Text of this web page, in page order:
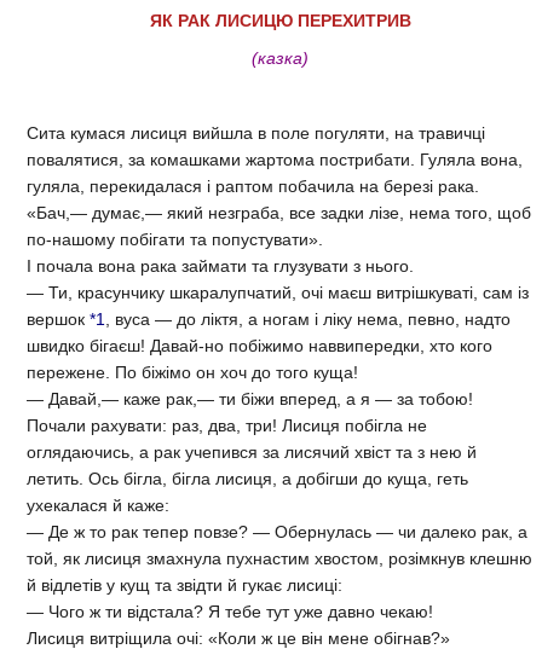
ЯК РАК ЛИСИЦЮ ПЕРЕХИТРИВ
(казка)
Сита кумася лисиця вийшла в поле погуляти, на травичці
повалятися, за комашками жартома пострибати. Гуляла вона,
гуляла, перекидалася і раптом побачила на березі рака.
«Бач,— думає,— який незграба, все задки лізе, нема того, щоб
по-нашому побігати та попустувати».
І почала вона рака займати та глузувати з нього.
— Ти, красунчику шкаралупчатий, очі маєш витрішкуваті, сам із
вершок *1
, вуса — до ліктя, а ногам і ліку нема, певно, надто
швидко бігаєш! Давай-но побіжимо наввипередки, хто кого
пережене. По біжімо он хоч до того куща!
— Давай,— каже рак,— ти біжи вперед, а я — за тобою!
Почали рахувати: раз, два, три! Лисиця побігла не
оглядаючись, а рак учепився за лисячий хвіст та з нею й
летить. Ось бігла, бігла лисиця, а добігши до куща, геть
ухекалася й каже:
— Де ж то рак тепер повзе? — Обернулась — чи далеко рак, а
той, як лисиця змахнула пухнастим хвостом, розімкнув клешню
й відлетів у кущ та звідти й гукає лисиці:
— Чого ж ти відстала? Я тебе тут уже давно чекаю!
Лисиця витріщила очі: «Коли ж це він мене обігнав?»